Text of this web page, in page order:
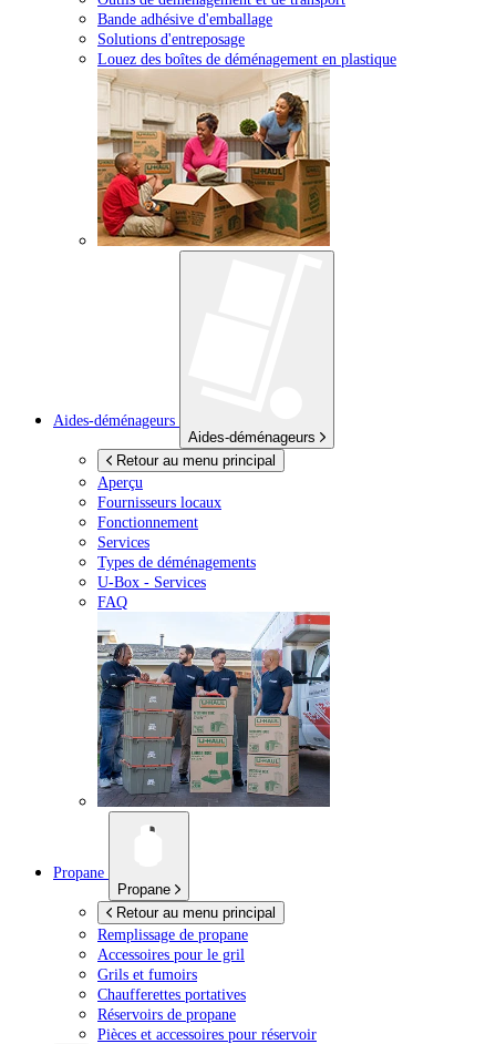
Bande adhésive d'emballage
Solutions d'entreposage
Louez des boîtes de déménagement en plastique
Aides-déménageurs
Aides-déménageurs
Retour au menu principal
Aperçu
Fournisseurs locaux
Fonctionnement
Services
Types de déménagements
U-Box - Services
FAQ
Propane
Propane
Retour au menu principal
Remplissage de propane
Accessoires pour le gril
Grils et fumoirs
Chaufferettes portatives
Réservoirs de propane
Pièces et accessoires pour réservoir